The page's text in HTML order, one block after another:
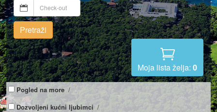
Pretraži
Moja lista želja: 0
Pogled na more /
Dozvoljeni kućni ljubimci /